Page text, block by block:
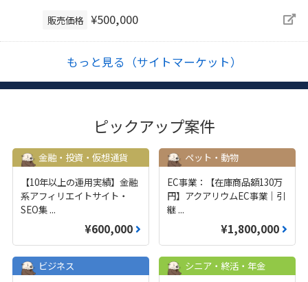
販売価格 ¥500,000
もっと見る（サイトマーケット）
ピックアップ案件
金融・投資・仮想通貨
【10年以上の運用実績】金融
系アフィリエイトサイト・
SEO集 ...
¥600,000
ペット・動物
EC事業：【在庫商品額130万
円】アクアリウムEC事業｜引
継 ...
¥1,800,000
ビジネス
シニア・終活・年金